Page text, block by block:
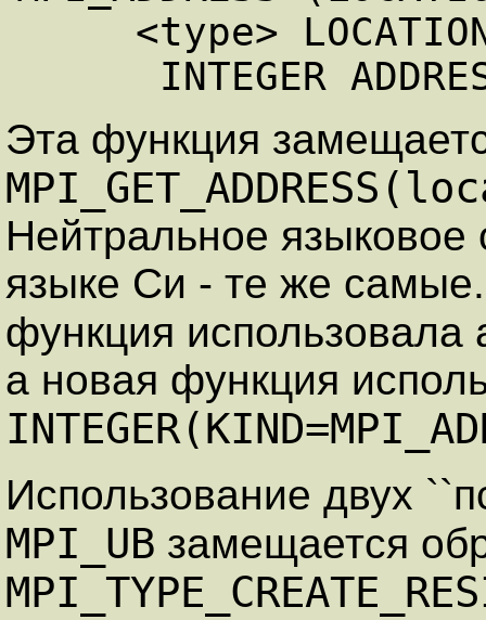
Эта функция
Нейтральное
языке Си - те же
функция использовала
а новая функция
Использование двух
MPI_UB замещается